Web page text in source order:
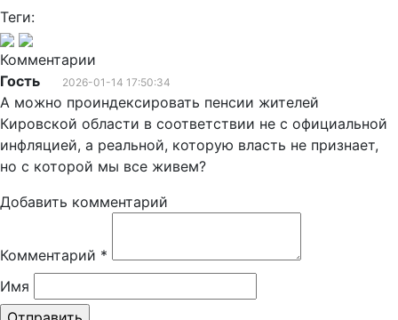
Теги:
Комментарии
Гость
2026-01-14 17:50:34
А можно проиндексировать пенсии жителей
Кировской области в соответствии не с официальной
инфляцией, а реальной, которую власть не признает,
но с которой мы все живем?
Добавить комментарий
Комментарий *
Имя